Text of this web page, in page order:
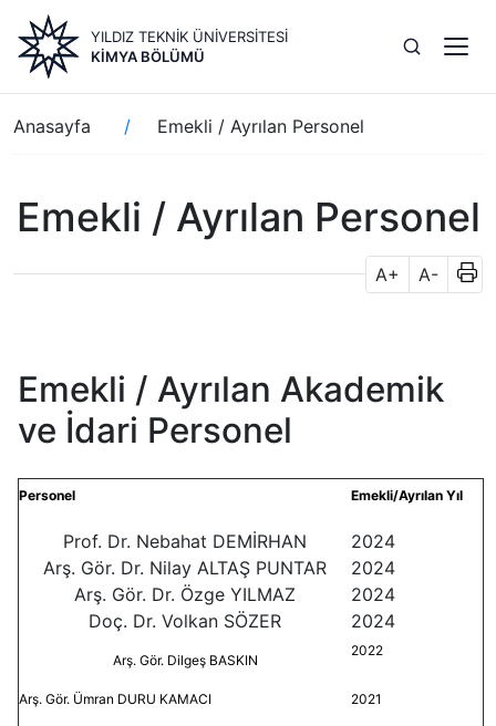
içeriğe
atla
YILDIZ TEKNİK ÜNİVERSİTESİ
KIMYA BÖLÜMÜ
Sayfa
yolu
Anasayfa Emekli / Ayrılan Personel
Emekli / Ayrılan Personel
A+ A-
Emekli / Ayrılan Akademik
ve İdari Personel
Personel Emekli/Ayrılan Yıl
Prof. Dr. Nebahat DEMİRHAN
2024
Arş. Gör. Dr. Nilay ALTAŞ PUNTAR
2024
Arş. Gör. Dr. Özge YILMAZ
2024
Doç. Dr. Volkan SÖZER
2024
Arş. Gör. Dilgeş BASKIN
2022
Arş. Gör. Ümran DURU KAMACI 2021